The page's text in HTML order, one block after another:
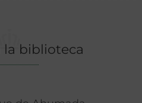
la biblioteca